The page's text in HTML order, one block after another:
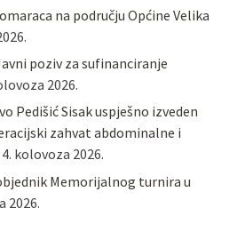
na području Općine Velika
poziv za sufinanciranje
2026.
Pedišić Sisak uspješno izveden
zahvat abdominalne i
4. kolovoza 2026.
Memorijalnog turnira u
2026.